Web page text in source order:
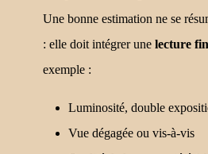
Une bonne estimation ne se
: elle doit intégrer une lecture
exemple :
Luminosité, double
Vue dégagée ou vis-à-vis